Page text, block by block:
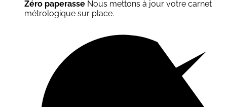
Zéro paperasse Nous mettons à jour votre carnet
métrologique sur place.